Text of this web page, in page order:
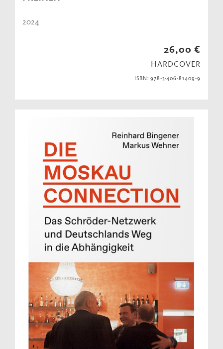
2024
26,00 €
HARDCOVER
ISBN: 978-3-406-81409-9